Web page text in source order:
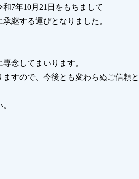
7年10月21日をもちまして
継する運びとなりました。
念してまいります。
すので、今後とも変わらぬご信頼と